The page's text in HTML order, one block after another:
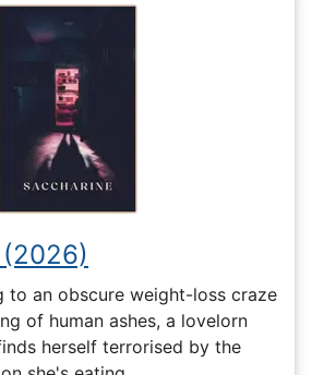
to an obscure weight-loss craze
of human ashes, a lovelorn
herself terrorised by the